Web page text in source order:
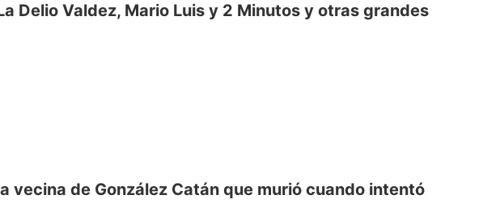
Delio Valdez, Mario Luis y 2 Minutos y otras grandes
vecina de González Catán que murió cuando intentó